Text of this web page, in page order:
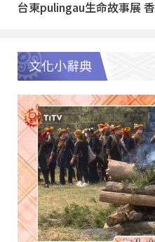
台東pulingau生命故事展
文化小辭典